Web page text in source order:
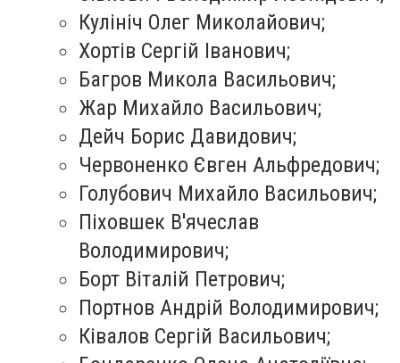
Кулініч Олег Миколайович;
Хортів Сергій Іванович;
Багров Микола Васильович;
Жар Михайло Васильович;
Дейч Борис Давидович;
Червоненко Євген Альфредович;
Голубович Михайло Васильович;
Піховшек В'ячеслав
Володимирович;
Борт Віталій Петрович;
Портнов Андрій Володимирович;
Ківалов Сергій Васильович;